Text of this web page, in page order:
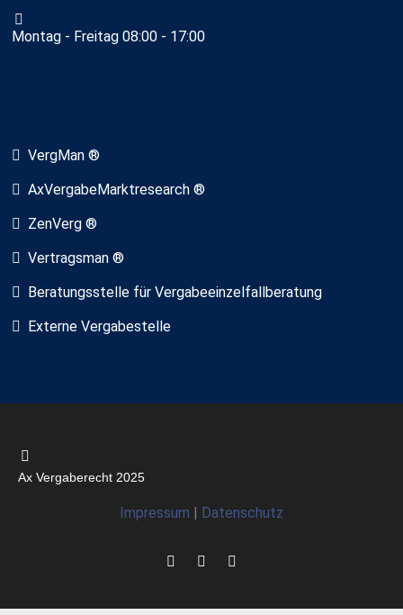
Montag - Freitag 08:00 - 17:00
VergMan ®
AxVergabeMarktresearch ®
ZenVerg ®
Vertragsman ®
Beratungsstelle für Vergabeeinzelfallberatung
Externe Vergabestelle
Ax Vergaberecht 2025
Impressum Datenschutz